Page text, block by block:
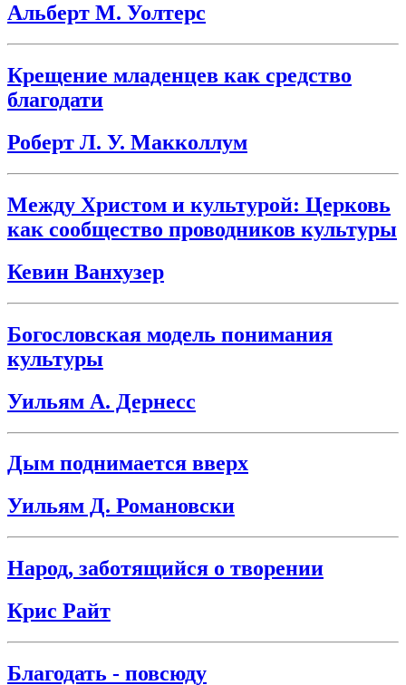
Альберт М. Уолтерс
Крещение младенцев как средство
благодати
Роберт Л. У. Макколлум
Между Христом и культурой: Церковь
как сообщество проводников культуры
Кевин Ванхузер
Богословская модель понимания
культуры
Уильям А. Дернесс
Дым поднимается вверх
Уильям Д. Романовски
Народ, заботящийся о творении
Крис Райт
Благодать - повсюду